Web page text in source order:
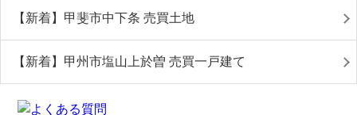
【新着】甲斐市中下条 売買土地
【新着】甲州市塩山上於曽 売買一戸建て